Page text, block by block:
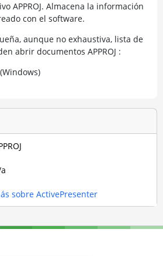
APPROJ. Almacena la información
con el software.
aunque no exhaustiva, lista de
abrir documentos APPROJ :
sobre ActivePresenter